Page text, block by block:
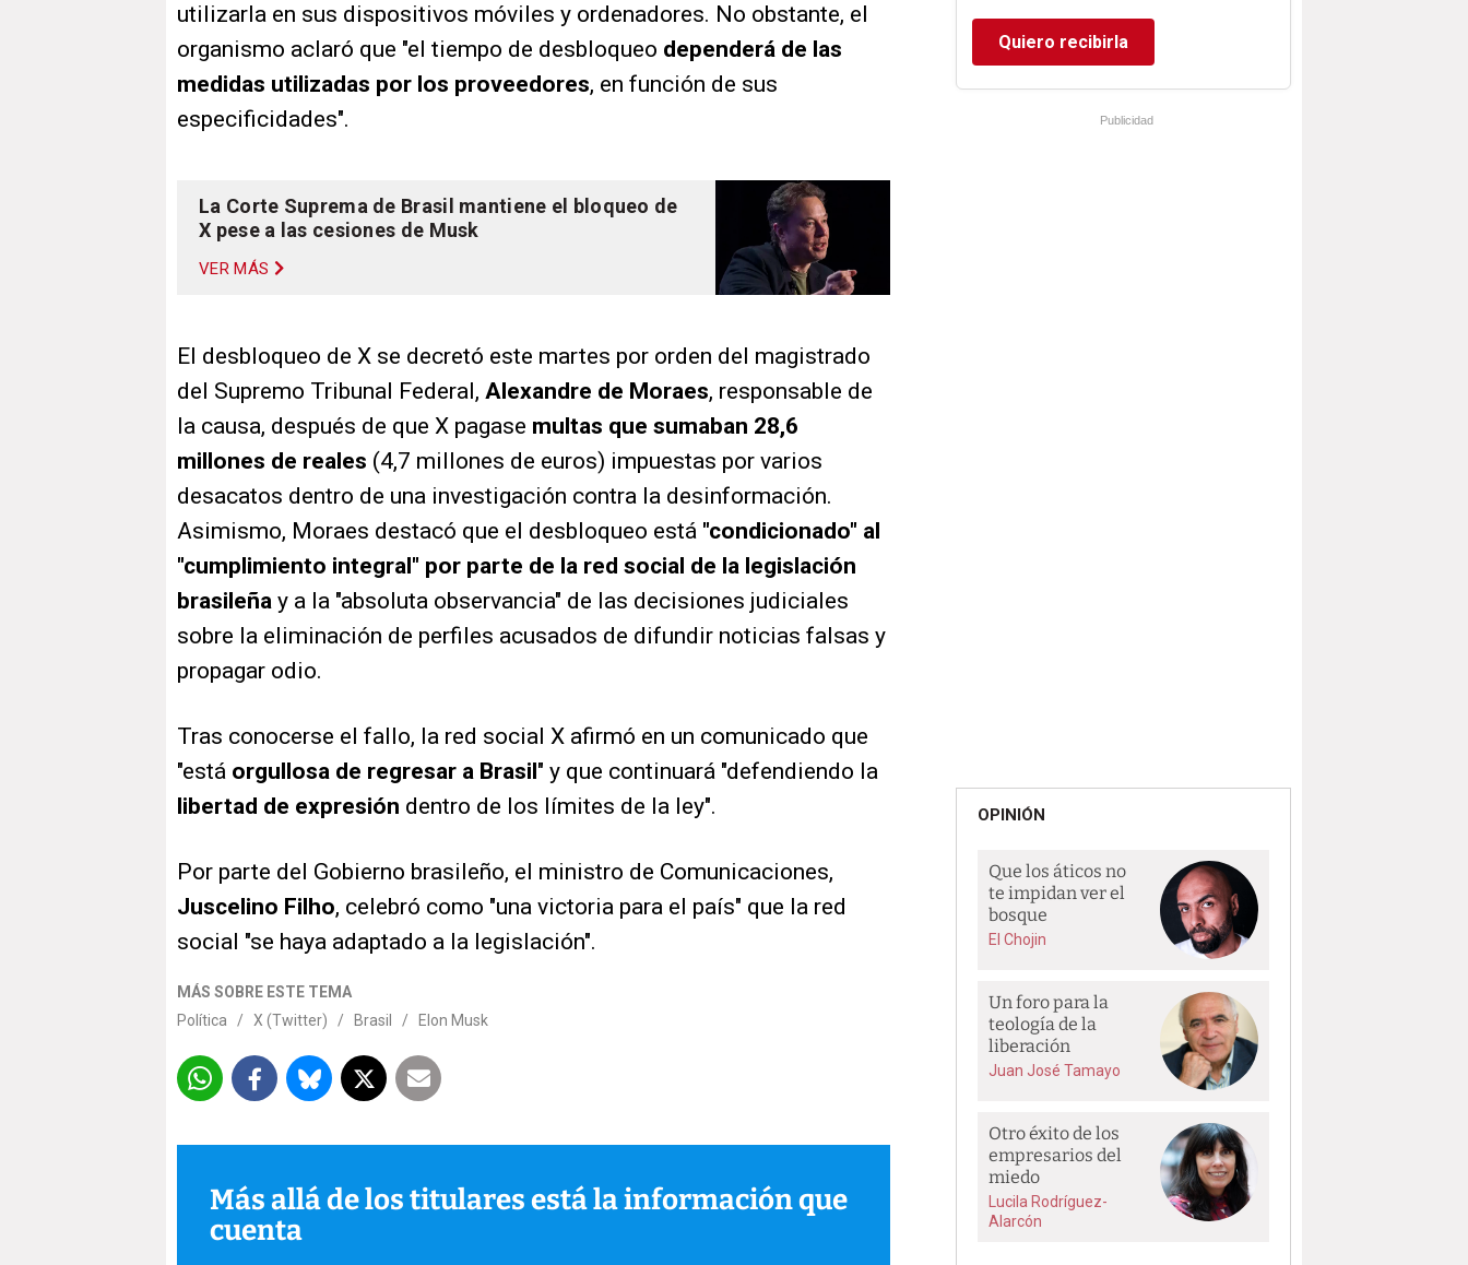
utilizarla en sus dispositivos móviles y ordenadores. No obstante, el
organismo aclaró que "el tiempo de desbloqueo dependerá de las
medidas utilizadas por los proveedores, en función de sus
especificidades".
La Corte Suprema de Brasil mantiene el bloqueo de
X pese a las cesiones de Musk
VER MÁS
El desbloqueo de X se decretó este martes por orden del magistrado
del Supremo Tribunal Federal, Alexandre de Moraes, responsable de
la causa, después de que X pagase multas que sumaban 28,6
millones de reales (4,7 millones de euros) impuestas por varios
desacatos dentro de una investigación contra la desinformación.
Asimismo, Moraes destacó que el desbloqueo está "condicionado" al
"cumplimiento integral" por parte de la red social de la legislación
brasileña y a la "absoluta observancia" de las decisiones judiciales
sobre la eliminación de perfiles acusados de difundir noticias falsas y
propagar odio.
Tras conocerse el fallo, la red social X afirmó en un comunicado que
"está orgullosa de regresar a Brasil " y que continuará "defendiendo la
libertad de expresión dentro de los límites de la ley".
Por parte del Gobierno brasileño, el ministro de Comunicaciones,
Juscelino Filho, celebró como "una victoria para el país" que la red
social "se haya adaptado a la legislación".
MÁS SOBRE ESTE TEMA
Política
/ X (Twitter) / Brasil / Elon Musk
Más allá de los titulares está la información que
cuenta
Quiero recibirla
Publicidad
OPINIÓN
Que los áticos no
te impidan ver el
bosque
El Chojin
Un foro para la
teología de la
liberación
Juan José Tamayo
Otro éxito de los
empresarios del
miedo
Lucila Rodríguez-
Alarcón